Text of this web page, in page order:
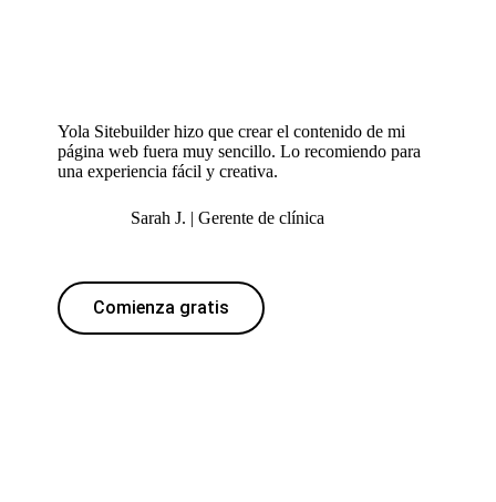
Yola Sitebuilder hizo que crear el contenido de mi
página web fuera muy sencillo. Lo recomiendo para
una experiencia fácil y creativa.
Sarah J. | Gerente de clínica
Comienza gratis